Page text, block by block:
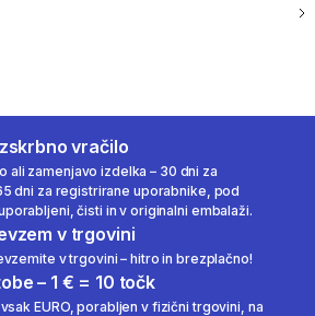
vračilo
ali zamenjavo izdelka – 30 dni za
dni za registrirane uporabnike, pod
čisti in v originalni embalaži.
v trgovini
v trgovini – hitro in brezplačno!
– 1 € = 10 točk
EURO, porabljen v fizični trgovini, na